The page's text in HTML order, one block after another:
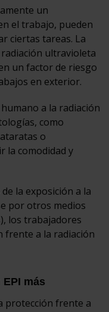
un
el trabajo, pueden
ciertas tareas. La
ultravioleta
un factor de riesgo
en exterior.
a la radiación
como
o
la comodidad y
la exposición a la
por otros medios
los trabajadores
frente a la radiación
más
protección frente a